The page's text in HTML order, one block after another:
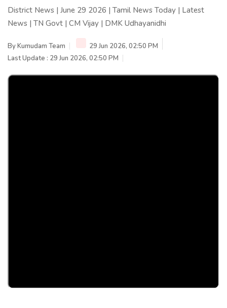
District News | June 29 2026 | Tamil News Today | Latest
News | TN Govt | CM Vijay | DMK Udhayanidhi
ByKumudam Team
29 Jun 2026, 02:50 PM
Last Update : 29 Jun 2026, 02:50 PM